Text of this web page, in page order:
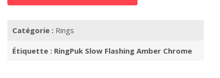
Catégorie : Rings
Étiquette : RingPuk Slow Flashing Amber Chrome